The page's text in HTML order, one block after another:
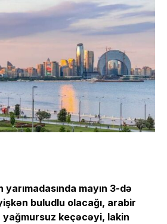
mayın 3-də
buludlu olacağı, arabir
yağmursuz keçəcəyi, lakin